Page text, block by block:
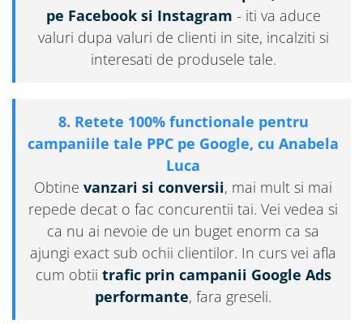
pe Facebook si Instagram - iti va aduce
valuri dupa valuri de clienti in site, incalziti si
interesati de produsele tale.
8. Retete 100% functionale pentru
campaniile tale PPC pe Google, cu Anabela
Luca
Obtine vanzari si conversii, mai mult si mai
repede decat o fac concurentii tai. Vei vedea si
ca nu ai nevoie de un buget enorm ca sa
ajungi exact sub ochii clientilor. In curs vei afla
cum obtii trafic prin campanii Google Ads
performante, fara greseli.